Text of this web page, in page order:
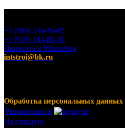
+7 (980) 540-30-89
+7 (919) 183-80-30
Написать в WhatsApp
intstroi@bk.ru
Обработка персональных данных
Разработано в
На главную